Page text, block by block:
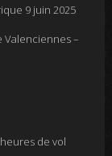
9 juin 2025
Valenciennes –
de vol